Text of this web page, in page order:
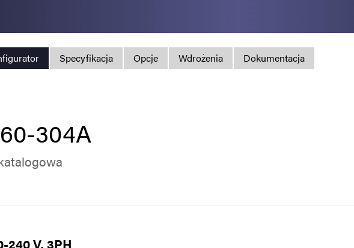
Specyfikacja Opcje Wdrożenia Dokumentacja
304A
240 V, 3PH
iSource